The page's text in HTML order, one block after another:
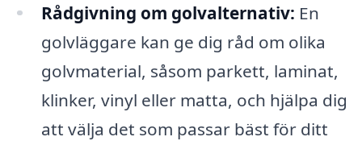
Rådgivning om golvalternativ: En
golvläggare kan ge dig råd om olika
golvmaterial, såsom parkett, laminat,
klinker, vinyl eller matta, och hjälpa dig
att välja det som passar bäst för ditt